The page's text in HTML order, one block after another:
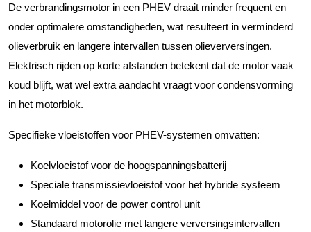
De verbrandingsmotor in een PHEV draait minder frequent en
onder optimalere omstandigheden, wat resulteert in verminderd
olieverbruik en langere intervallen tussen olieverversingen.
Elektrisch rijden op korte afstanden betekent dat de motor vaak
koud blijft, wat wel extra aandacht vraagt voor condensvorming
in het motorblok.
Specifieke vloeistoffen voor PHEV-systemen omvatten:
Koelvloeistof voor de hoogspanningsbatterij
Speciale transmissievloeistof voor het hybride systeem
Koelmiddel voor de power control unit
Standaard motorolie met langere verversingsintervallen